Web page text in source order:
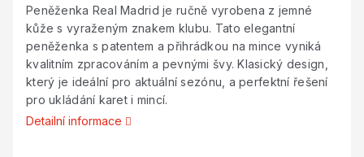
Peněženka Real Madrid je ručně vyrobena z jemné
kůže s vyraženým znakem klubu. Tato elegantní
peněženka s patentem a přihrádkou na mince vyniká
kvalitním zpracováním a pevnými švy. Klasický design,
který je ideální pro aktuální sezónu, a perfektní řešení
pro ukládání karet i mincí.
Detailní informace